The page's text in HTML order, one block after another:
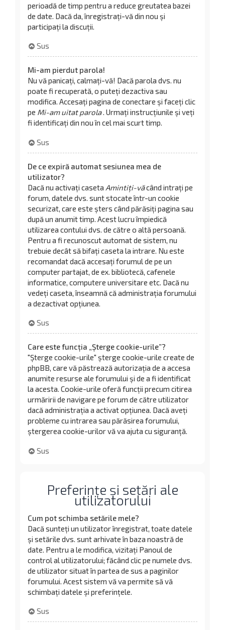
perioadă de timp pentru a reduce greutatea bazei
de date. Dacă da, înregistrați-vă din nou și
participați la discuții.
Sus
Mi-am pierdut parola!
Nu vă panicați, calmați-vă! Dacă parola dvs. nu
poate fi recuperată, o puteți dezactiva sau
modifica. Accesați pagina de conectare și faceți clic
pe Mi-am uitat parola. Urmați instrucțiunile și veți
fi identificați din nou în cel mai scurt timp.
Sus
De ce expiră automat sesiunea mea de
utilizator?
Dacă nu activați caseta Amintiți-văcând intrați pe
forum, datele dvs. sunt stocate într-un cookie
securizat, care este șters când părăsiți pagina sau
după un anumit timp. Acest lucru împiedică
utilizarea contului dvs. de către o altă persoană.
Pentru a fi recunoscut automat de sistem, nu
trebuie decât să bifați caseta la intrare. Nu este
recomandat dacă accesați forumul de pe un
computer partajat, de ex. bibliotecă, cafenele
informatice, computere universitare etc. Dacă nu
vedeți caseta, înseamnă că administrația forumului
a dezactivat opțiunea.
Sus
Care este funcția „Șterge cookie-urile”?
"Șterge cookie-urile" șterge cookie-urile create de
phpBB, care vă păstrează autorizația de a accesa
anumite resurse ale forumului și de a fi identificat
la acesta. Cookie-urile oferă funcții precum citirea
urmăririi de navigare pe forum de către utilizator
dacă administrația a activat opțiunea. Dacă aveți
probleme cu intrarea sau părăsirea forumului,
ștergerea cookie-urilor vă va ajuta cu siguranță.
Sus
Preferințe și setări ale
utilizatorului
Cum pot schimba setările mele?
Dacă sunteți un utilizator înregistrat, toate datele
și setările dvs. sunt arhivate în baza noastră de
date. Pentru a le modifica, vizitați Panoul de
control al utilizatorului; făcând clic pe numele dvs.
de utilizator situat în partea de sus a paginilor
forumului. Acest sistem vă va permite să vă
schimbați datele și preferințele.
Sus